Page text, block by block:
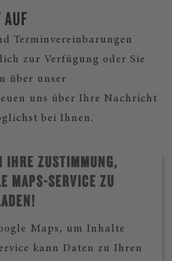
Terminvereinbarungen
zur Verfügung oder Sie
über unser
uns über Ihre Nachricht
bei Ihnen.
IHRE ZUSTIMMUNG,
MAPS-SERVICE ZU
Maps, um Inhalte
kann Daten zu Ihren